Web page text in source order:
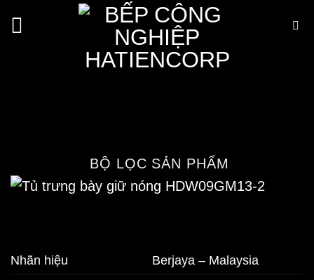
qua
Tủ trưng bày giữ nóng thức
BỘ LỌC SẢN PHẨM
Nhãn hiệu
Berjaya – Malaysia